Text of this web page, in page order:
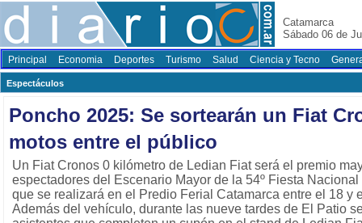
Catamarca
Sábado 06 de
Principal Economia Deportes Turismo Salud Ciencia y Tecno
Espectáculos
Poncho 2025: Se sortearán un Fiat
motos entre el público
Un Fiat Cronos 0 kilómetro de Ledian Fiat será el premio
espectadores del Escenario Mayor de la 54º Fiesta
que se realizará en el Predio Ferial Catamarca entre el 18 y
Además del vehículo, durante las nueve tardes de El Patio